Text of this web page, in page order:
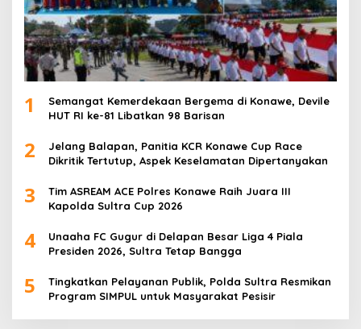
1
Semangat Kemerdekaan Bergema di Konawe, Devile
HUT RI ke-81 Libatkan 98 Barisan
2
Jelang Balapan, Panitia KCR Konawe Cup Race
Dikritik Tertutup, Aspek Keselamatan Dipertanyakan
3
Tim ASREAM ACE Polres Konawe Raih Juara III
Kapolda Sultra Cup 2026
4
Unaaha FC Gugur di Delapan Besar Liga 4 Piala
Presiden 2026, Sultra Tetap Bangga
5
Tingkatkan Pelayanan Publik, Polda Sultra Resmikan
Program SIMPUL untuk Masyarakat Pesisir